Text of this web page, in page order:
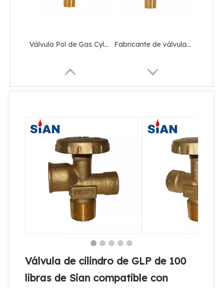
Válvula Pol de Gas Cylven Seguridad de Válvula de Cilindro GLP para México Fabricante de válvulas de Sian GLP Cylinder Seguridad Pol Válvulas Pol-V6
Sian Valve Fabricante GLP Cylinder Safety Brass Pol Válvulas Válvula de fase líquida de Sian: válvula de extracción de líquido de GLP de alta seguridad
Válvula de cilindro de GLP de 100
libras de Sian compatible con